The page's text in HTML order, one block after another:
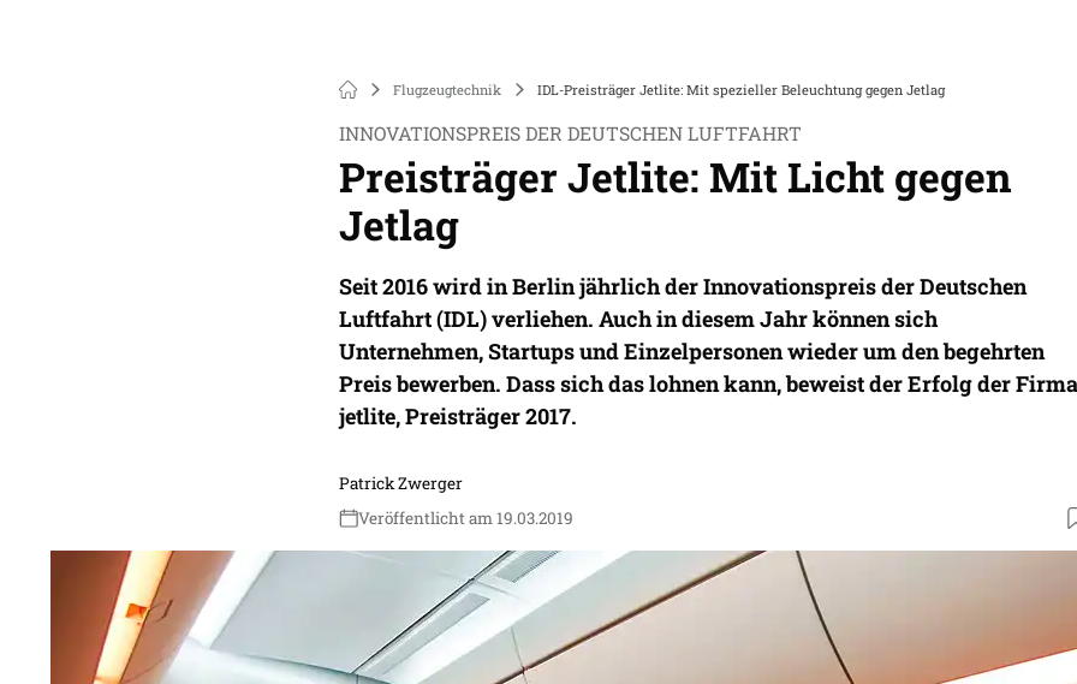
Flugzeugtechnik IDL-Preisträger Jetlite: Mit spezieller Beleuchtung gegen Jetlag
INNOVATIONSPREIS DER DEUTSCHEN LUFTFAHRT
Preisträger Jetlite: Mit Licht gegen
Jetlag
Seit 2016 wird in Berlin jährlich der Innovationspreis der Deutschen
Luftfahrt (IDL) verliehen. Auch in diesem Jahr können sich
Unternehmen, Startups und Einzelpersonen wieder um den begehrten
Preis bewerben. Dass sich das lohnen kann, beweist der Erfolg der Firma
jetlite, Preisträger 2017.
Patrick Zwerger
Veröffentlicht am 19.03.2019